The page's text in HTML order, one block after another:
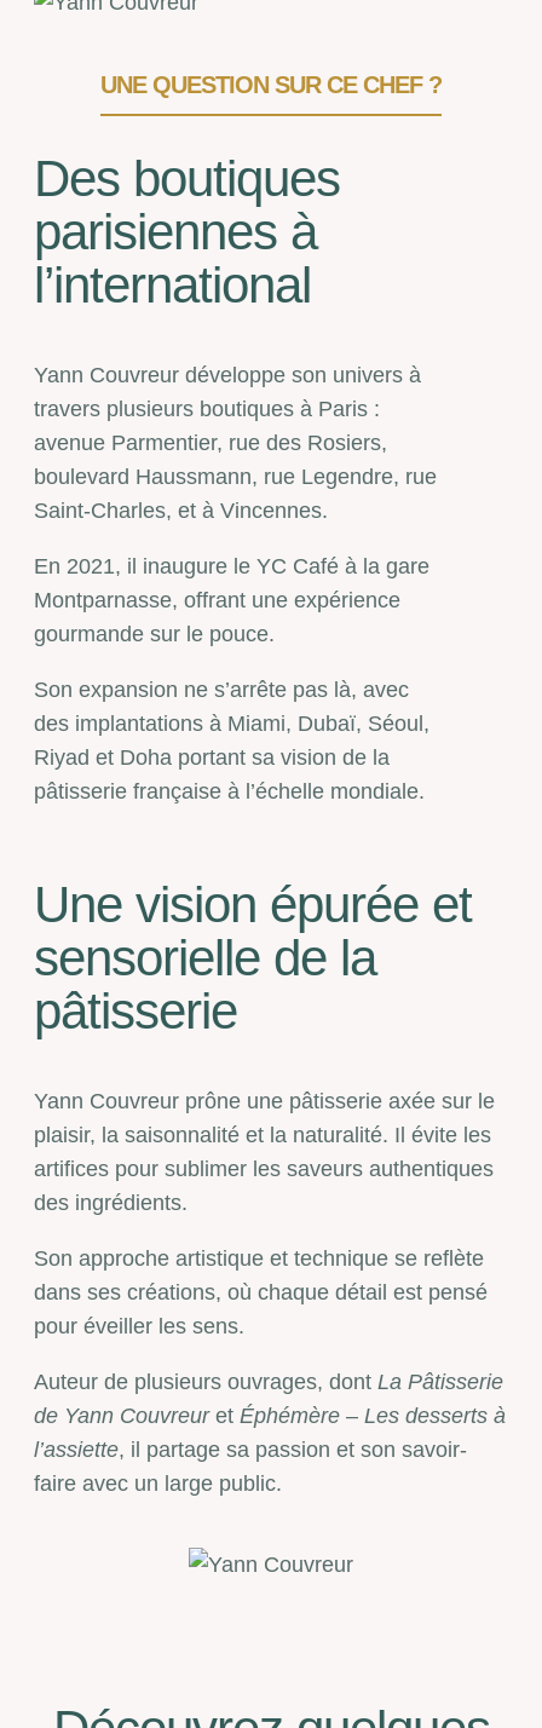
UNE QUESTION SUR CE CHEF ?
Des boutiques
parisiennes à
l’international
Yann Couvreur développe son univers à
travers plusieurs boutiques à Paris :
avenue Parmentier, rue des Rosiers,
boulevard Haussmann, rue Legendre, rue
Saint-Charles, et à Vincennes.
En 2021, il inaugure le YC Café à la gare
Montparnasse, offrant une expérience
gourmande sur le pouce.
Son expansion ne s’arrête pas là, avec
des implantations à Miami, Dubaï, Séoul,
Riyad et Doha portant sa vision de la
pâtisserie française à l’échelle mondiale.
Une vision épurée et
sensorielle de la
pâtisserie
Yann Couvreur prône une pâtisserie axée sur le
plaisir, la saisonnalité et la naturalité. Il évite les
artifices pour sublimer les saveurs authentiques
des ingrédients.
Son approche artistique et technique se reflète
dans ses créations, où chaque détail est pensé
pour éveiller les sens.
Auteur de plusieurs ouvrages, dont La Pâtisserie
de Yann Couvreuret Éphémère – Les desserts à
l’assiette, il partage sa passion et son savoir-
faire avec un large public.